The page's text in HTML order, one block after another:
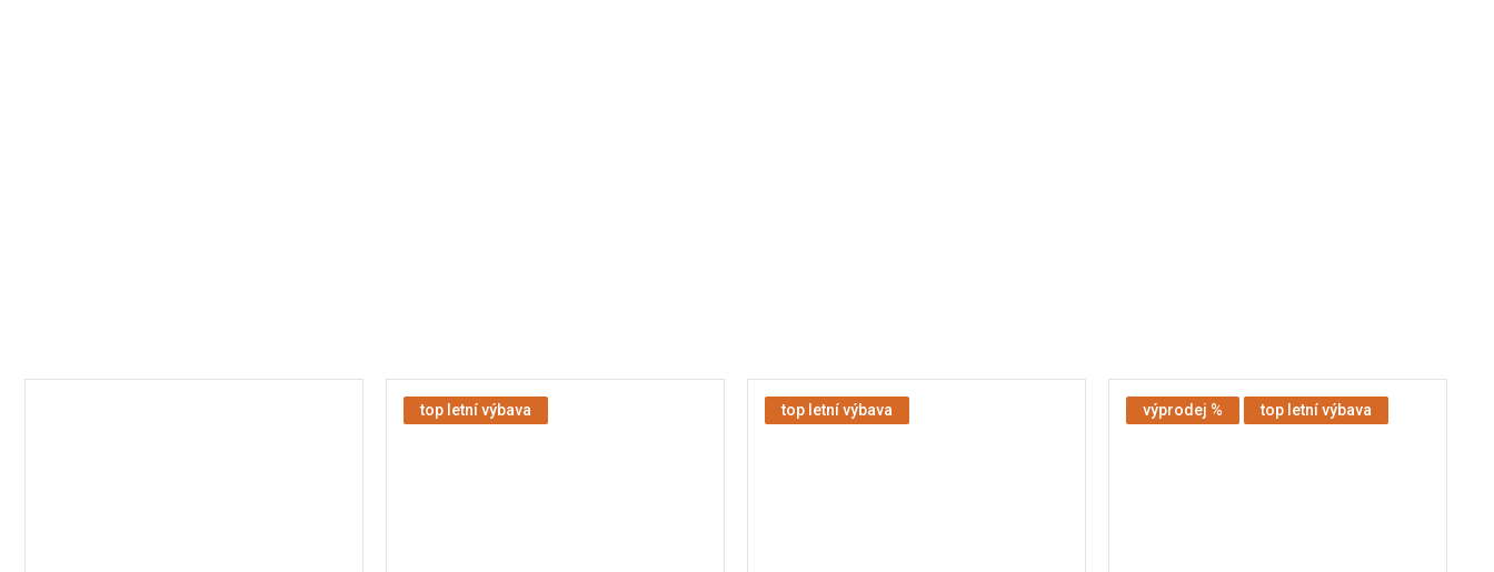
top letní výbava top letní výbava výprodej % top letní výbava